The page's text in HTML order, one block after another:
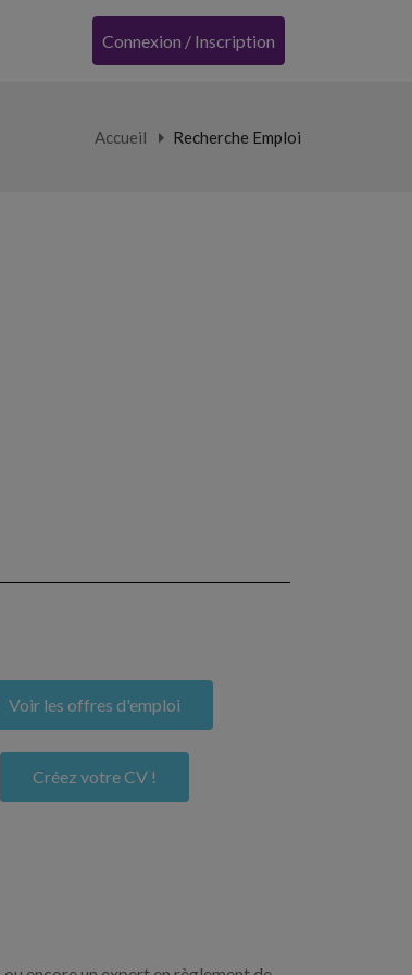
Connexion / Inscription
Accueil Recherche Emploi
Voir les offres d'emploi
Créez votre CV !